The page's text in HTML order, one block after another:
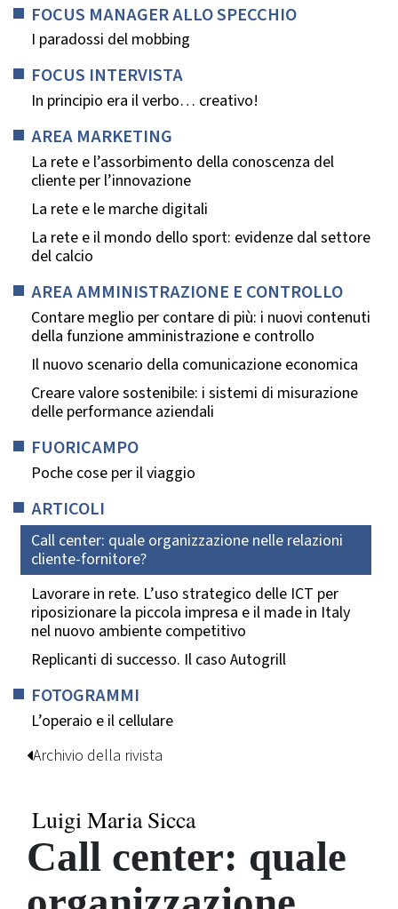
FOCUS MANAGER ALLO SPECCHIO
I paradossi del mobbing
FOCUS INTERVISTA
In principio era il verbo… creativo!
AREA MARKETING
La rete e l’assorbimento della conoscenza del
cliente per l’innovazione
La rete e le marche digitali
La rete e il mondo dello sport: evidenze dal settore
del calcio
AREA AMMINISTRAZIONE E CONTROLLO
Contare meglio per contare di più: i nuovi contenuti
della funzione amministrazione e controllo
Il nuovo scenario della comunicazione economica
Creare valore sostenibile: i sistemi di misurazione
delle performance aziendali
FUORICAMPO
Poche cose per il viaggio
ARTICOLI
Call center: quale organizzazione nelle relazioni
cliente-fornitore?
Lavorare in rete. L’uso strategico delle ICT per
riposizionare la piccola impresa e il made in Italy
nel nuovo ambiente competitivo
Replicanti di successo. Il caso Autogrill
FOTOGRAMMI
L’operaio e il cellulare
Archivio della rivista
Luigi Maria Sicca
Call center: quale